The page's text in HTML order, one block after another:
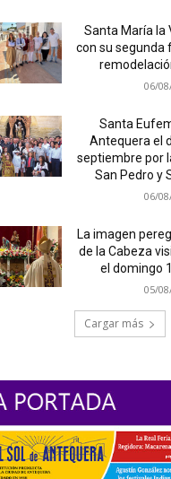
Santa María la
con su segunda
06/
Santa
Antequera el
septiembre por
San Pedro y
06/
La imagen
de la Cabeza
el domingo
05/
Cargar más